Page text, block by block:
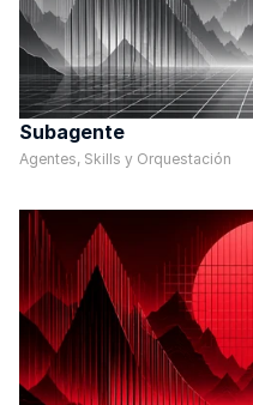
Subagente
Agentes, Skills y Orquestación